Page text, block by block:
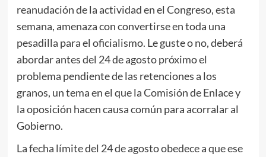
reanudación de la actividad en el Congreso, esta
semana, amenaza con convertirse en toda una
pesadilla para el oficialismo. Le guste o no, deberá
abordar antes del 24 de agosto próximo el
problema pendiente de las retenciones a los
granos, un tema en el que la Comisión de Enlace y
la oposición hacen causa común para acorralar al
Gobierno.
La fecha límite del 24 de agosto obedece a que ese